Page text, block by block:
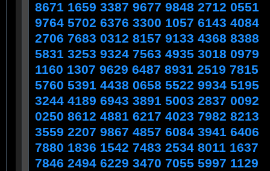
8671 1659 3387 9677 9848 2712 0551
9764 5702 6376 3300 1057 6143 4084
2706 7683 0312 8157 9133 4368 8388
5831 3253 9324 7563 4935 3018 0979
1160 1307 9629 6487 8931 2519 7815
5760 5391 4438 0658 5522 9934 5195
3244 4189 6943 3891 5003 2837 0092
0250 8612 4881 6217 4023 7982 8213
3559 2207 9867 4857 6084 3941 6406
7880 1836 1542 7483 2534 8011 1637
7846 2494 6229 3470 7055 5997 1129